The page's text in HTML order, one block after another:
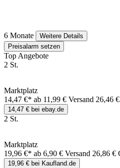
6 Monate
Weitere Details
Preisalarm setzen
Top Angebote
2 St.
Marktplatz
14,47 €* ab 11,99 € Versand 26,46
14,47 € bei ebay.de
2 St.
Marktplatz
19,96 €* ab 6,90 € Versand 26,86 €
19,96 € bei Kaufland.de